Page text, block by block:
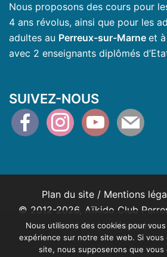
Nous proposons des cours pour
4 ans révolus, ainsi que pour les
adultes au Perreux-sur-Marne et à
avec 2 enseignants diplômés
SUIVEZ-NOUS
facebookinstagramyoutubemail
Plan du site / Mentions
© 2012-2026, Aïkido Club
réservés.
Nous utilisons des cookies pour
expérience sur notre site web. Si vous
site, nous supposerons que